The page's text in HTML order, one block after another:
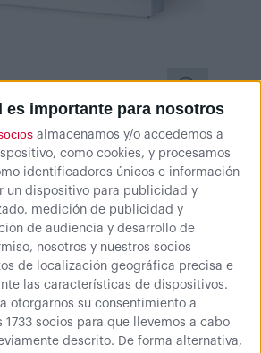
es importante para nosotros
almacenamos y/o accedemos a
como cookies, y procesamos
identificadores únicos e información
un dispositivo para publicidad y
medición de publicidad y
de audiencia y desarrollo de
nosotros y nuestros socios
de localización geográfica precisa e
las características de dispositivos.
otorgarnos su consentimiento a
1733 socios para que llevemos a cabo
descrito. De forma alternativa,
€ Comprar
0 € (IVA inc.)